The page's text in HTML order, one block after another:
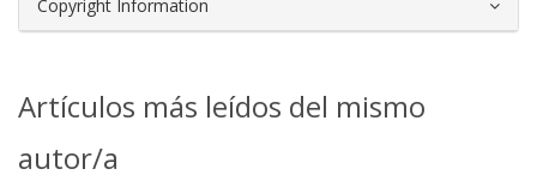
Copyright Information
Artículos más leídos del mismo
autor/a